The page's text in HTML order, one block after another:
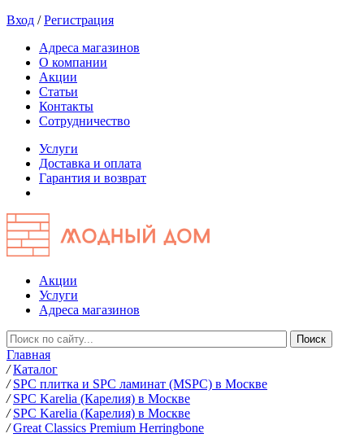
Вход /Регистрация
Адреса магазинов
О компании
Акции
Статьи
Контакты
Сотрудничество
Услуги
Доставка и оплата
Гарантия и возврат
Акции
Услуги
Адреса магазинов
Главная
/ Каталог
/ SPC плитка и SPC ламинат (MSPC) в Москве
/ SPC Karelia (Карелия) в Москве
/ SPC Karelia (Карелия) в Москве
/ Great Classics Premium Herringbone